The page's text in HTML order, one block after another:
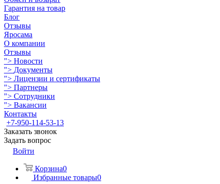
Гарантия на товар
Блог
Отзывы
Яросама
О компании
Отзывы
"> Новости
"> Документы
"> Лицензии и сертификаты
"> Партнеры
"> Сотрудники
"> Вакансии
Контакты
+7-950-114-53-13
Заказать звонок
Задать вопрос
Войти
Корзина0
Избранные товары0